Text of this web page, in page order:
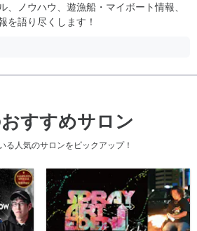
、ノウハウ、遊漁船・マイボート情報、
を語り尽くします！
すすめサロン
る人気のサロンをピックアップ！